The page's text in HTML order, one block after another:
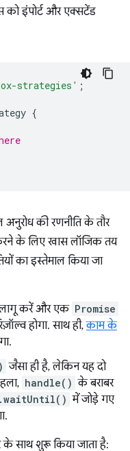
को इंपोर्ट और एक्सटेंड
strategies' ;
{
अनुरोध की रणनीति के तौर
के लिए खास लॉजिक तय
का इस्तेमाल किया जा
लागू करें और एक Promise
होगा. साथ ही,काम के
जैसा ही है, लेकिन यह दो
handle() के बराबर
में जोड़े गए
के साथ शुरू किया जाता है: